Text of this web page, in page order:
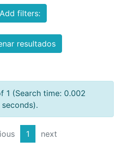
Add filters:
resultados
1 (Search time: 0.002
seconds).
1 next